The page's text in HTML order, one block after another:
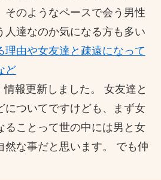
そのようなペースで会う男性
人達なのか気になる方も多い
理由や女友達と疎遠になって
ど
報更新しました。 女友達と
についてですけども、まず女
ることって世の中には男と女
然な事だと思います。 でも仲